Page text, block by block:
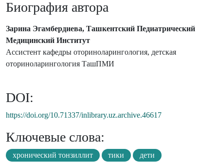
Биография автора
Зарина Эгамбердиева, Ташкентский Педиатрический
Медицинский Институт
Ассистент кафедры оториноларингология, детская
оториноларингология ТашПМИ
DOI:
https://doi.org/10.71337/inlibrary.uz.archive.46617
Ключевые слова:
хронический тонзиллит тики дети